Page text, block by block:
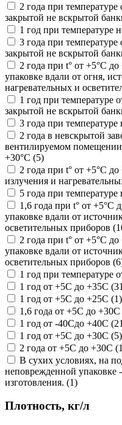
2 года при
закрытой не вскрытой
1 год при температуре
3 года при
закрытой не вскрытой
2 года при t° от +5°С
упаковке вдали от огня,
нагревательных и
1 год при температуре
закрытой не вскрытой
3 года при
2 года в невскрытой
вентилируемом
+30°С (5)
2 года при t° от +5°С
излучения и
5 года при
1,6 года при t° от +5°С
упаковке вдали от
осветительных приборов
2 года при t° от +5°С
упаковке вдали от
осветительных приборов
1 год при температуре
1 год от +5С до +35С
1 год от +5С до +25С (1)
1,6 года от +5С до
1 год от -40Сдо +40С
1 год от +5С до +30С (5)
2 года от +5С до +30С
В сухих условиях, на
неповрежденной упаковке
изготовления. (1)
Плотность, кг/л